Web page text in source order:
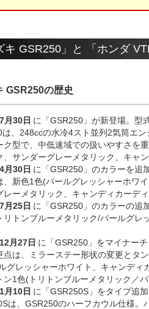
キ GSR250」と 「ホンダ
GSR250の歴史
月30日 に「GSR250」が新登場。型式
は、248ccの水冷4スト並列2気筒エ
ク型で、中低速域での扱いやすさを
、サンダーグレーメタリック、キャ
月30日 に「GSR250」のカラーを追加
、新色1色(パールグレッシャーホワ
レーメタリック、キャンディカーデ
月25日 に「GSR250」のカラーの追加
リトンブルーメタリック/パールグレ
月27日 に「GSR250」をマイナーチ
点は、ミラーステー形状の変更とタ
グレッシャーホワイト、キャンディ
ン1色(トリトンブルーメタリック／
月10日 に「GSR250S」をタイプ追加
は、GSR250のハーフカウル仕様。